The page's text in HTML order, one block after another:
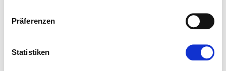
Präferenzen
Statistiken
deutlich verbesserte Abfindungsregelungen im
Umfang bis zu 250 000 Euro. Vereinbart wurde auch
ein hoher Mitgliederbonus im Gesamtvolumen von
3,25 Millionen Euro allein für IG-Metall-Angehörige –